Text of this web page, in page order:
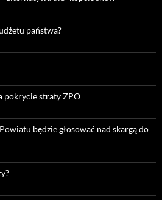
państwa?
pokrycie straty ZPO
będzie głosować nad skargą do